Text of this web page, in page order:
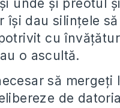
unde și preotul
își dau silințele
cu
o ascultă.
să mergeți
de